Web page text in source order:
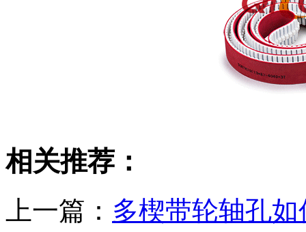
相关推荐：
上一篇： 多楔带轮轴孔